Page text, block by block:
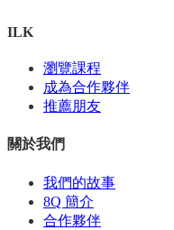
ILK
瀏覽課程
成為合作夥伴
推薦朋友
關於我們
我們的故事
8Q 簡介
合作夥伴